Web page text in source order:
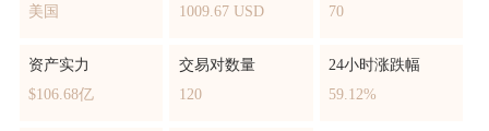
美国
1009.67 USD
70
资产实力
$106.68亿
交易对数量
120
24小时涨跌幅
59.12%